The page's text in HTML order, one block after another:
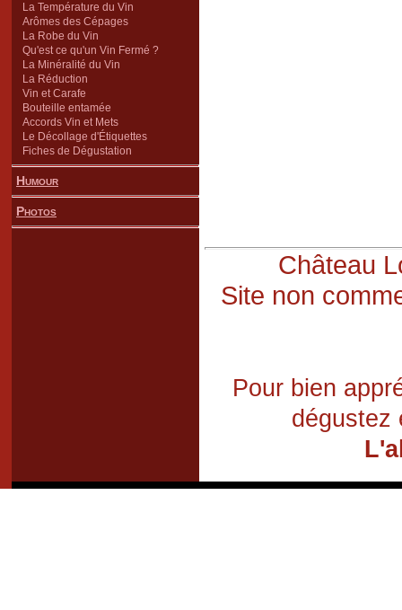
La Température du Vin
Arômes des Cépages
La Robe du Vin
Qu'est ce qu'un Vin Fermé ?
La Minéralité du Vin
La Réduction
Vin et Carafe
Bouteille entamée
Accords Vin et Mets
Le Décollage d'Étiquettes
Fiches de Dégustation
Humour
Photos
Château
Site non
Pour bien
dégustez